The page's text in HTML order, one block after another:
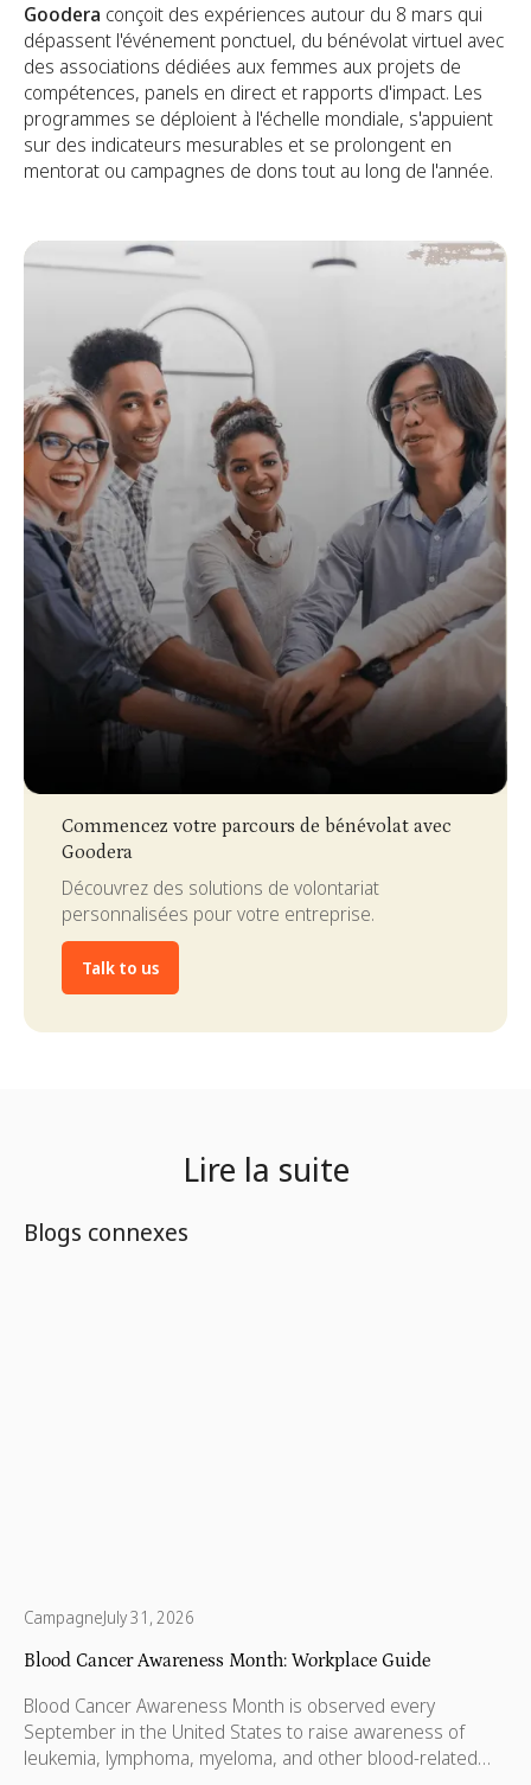
Goodera conçoit des expériences autour du 8 mars qui
dépassent l'événement ponctuel, du bénévolat virtuel avec
des associations dédiées aux femmes aux projets de
compétences, panels en direct et rapports d'impact. Les
programmes se déploient à l'échelle mondiale, s'appuient
sur des indicateurs mesurables et se prolongent en
mentorat ou campagnes de dons tout au long de l'année.
Commencez votre parcours de bénévolat avec
Goodera
Découvrez des solutions de volontariat
personnalisées pour votre entreprise.
Talk to us
Lire la suite
Blogs connexes
CampagneJuly 31, 2026
Blood Cancer Awareness Month: Workplace Guide
Blood Cancer Awareness Month is observed every
September in the United States to raise awareness of
leukemia, lymphoma, myeloma, and other blood-related